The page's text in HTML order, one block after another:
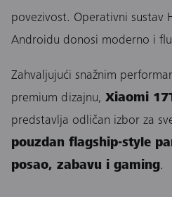
povezivost. Operativni sustav
Androidu donosi moderno i
Zahvaljujući snažnim
premium dizajnu, Xiaomi
predstavlja odličan izbor za
pouzdan flagship-style
posao, zabavu i gaming.